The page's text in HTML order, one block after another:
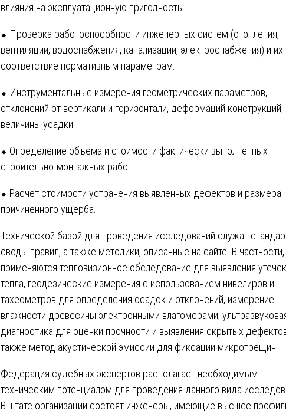
влияния на эксплуатационную пригодность.
⬥ Проверка работоспособности инженерных систем (отопления,
вентиляции, водоснабжения, канализации, электроснабжения) и их
соответствие нормативным параметрам.
⬥ Инструментальные измерения геометрических параметров,
отклонений от вертикали и горизонтали, деформаций конструкций,
величины усадки.
⬥ Определение объема и стоимости фактически выполненных
строительно-монтажных работ.
⬥ Расчет стоимости устранения выявленных дефектов и размера
причиненного ущерба.
Технической базой для проведения исследований служат
своды правил, а также методики, описанные на сайте. В частности,
применяются тепловизионное обследование для выявления утечек
тепла, геодезические измерения с использованием нивелиров и
тахеометров для определения осадок и отклонений, измерение
влажности древесины электронными влагомерами,
диагностика для оценки прочности и выявления скрытых
также метод акустической эмиссии для фиксации микротрещин.
Федерация судебных экспертов располагает необходимым
техническим потенциалом для проведения данного вида
В штате организации состоят инженеры, имеющие высшее